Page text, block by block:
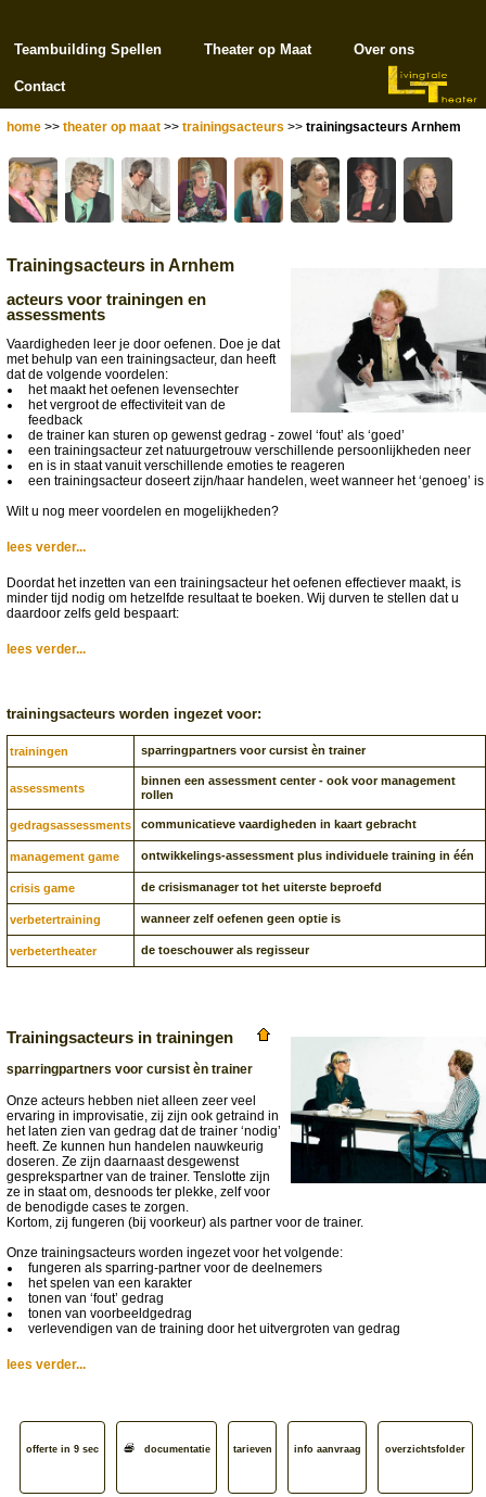
Teambuilding Spellen Theater op Maat Over ons
Contact
home >> theater op maat >> trainingsacteurs >> trainingsacteurs Arnhem
Trainingsacteurs in Arnhem
acteurs voor trainingen en
assessments
Vaardigheden leer je door oefenen. Doe je dat
met behulp van een trainingsacteur, dan heeft
dat de volgende voordelen:
het maakt het oefenen levensechter
het vergroot de effectiviteit van de
feedback
de trainer kan sturen op gewenst gedrag - zowel ‘fout’ als ‘goed’
een trainingsacteur zet natuurgetrouw verschillende persoonlijkheden neer
en is in staat vanuit verschillende emoties te reageren
een trainingsacteur doseert zijn/haar handelen, weet wanneer het ‘genoeg’ is
Wilt u nog meer voordelen en mogelijkheden?
lees verder...
Doordat het inzetten van een trainingsacteur het oefenen effectiever maakt, is
minder tijd nodig om hetzelfde resultaat te boeken. Wij durven te stellen dat u
daardoor zelfs geld bespaart:
lees verder...
trainingsacteurs worden ingezet voor:
trainingen sparringpartners voor cursist èn trainer
assessments
binnen een assessment center - ook voor management
rollen
gedragsassessments communicatieve vaardigheden in kaart gebracht
management game ontwikkelings-assessment plus individuele training in één
crisis game de crisismanager tot het uiterste beproefd
verbetertraining wanneer zelf oefenen geen optie is
verbetertheater de toeschouwer als regisseur
Trainingsacteurs in trainingen
sparringpartners voor cursist èn trainer
Onze acteurs hebben niet alleen zeer veel
ervaring in improvisatie, zij zijn ook getraind in
het laten zien van gedrag dat de trainer ‘nodig’
heeft. Ze kunnen hun handelen nauwkeurig
doseren. Ze zijn daarnaast desgewenst
gesprekspartner van de trainer. Tenslotte zijn
ze in staat om, desnoods ter plekke, zelf voor
de benodigde cases te zorgen.
Kortom, zij fungeren (bij voorkeur) als partner voor de trainer.
Onze trainingsacteurs worden ingezet voor het volgende:
fungeren als sparring-partner voor de deelnemers
het spelen van een karakter
tonen van ‘fout’ gedrag
tonen van voorbeeldgedrag
verlevendigen van de training door het uitvergroten van gedrag
lees verder...
offerte in 9 sec documentatie tarieven info aanvraag overzichtsfolder